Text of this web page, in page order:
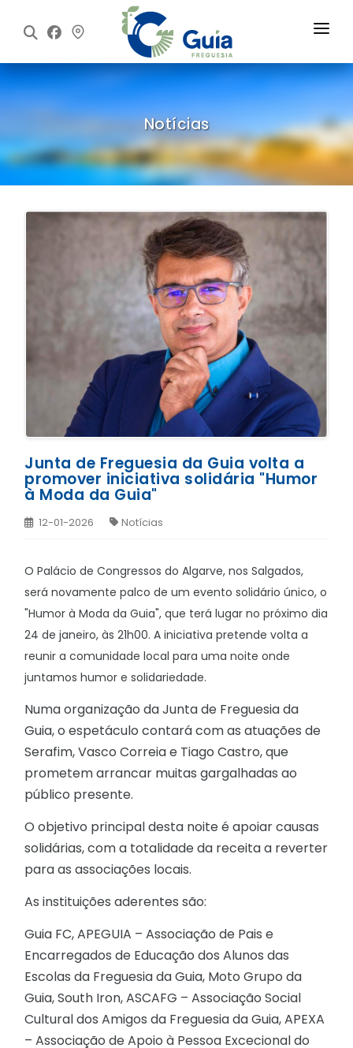
Início
Freguesia
Executivo
Assembleia
Informações
Notícias
Contactos
Notícias
Junta de Freguesia da Guia volta a
promover iniciativa solidária "Humor
à Moda da Guia"
12-01-2026 Notícias
O Palácio de Congressos do Algarve, nos Salgados,
será novamente palco de um evento solidário único, o
"Humor à Moda da Guia", que terá lugar no próximo dia
24 de janeiro, às 21h00. A iniciativa pretende volta a
reunir a comunidade local para uma noite onde
juntamos humor e solidariedade.
Numa organização da Junta de Freguesia da
Guia, o espetáculo contará com as atuações de
Serafim, Vasco Correia e Tiago Castro, que
prometem arrancar muitas gargalhadas ao
público presente.
O objetivo principal desta noite é apoiar causas
solidárias, com a totalidade da receita a reverter
para as associações locais.
As instituições aderentes são:
Guia FC, APEGUIA – Associação de Pais e
Encarregados de Educação dos Alunos das
Escolas da Freguesia da Guia, Moto Grupo da
Guia, South Iron, ASCAFG – Associação Social
Cultural dos Amigos da Freguesia da Guia, APEXA
– Associação de Apoio à Pessoa Excecional do